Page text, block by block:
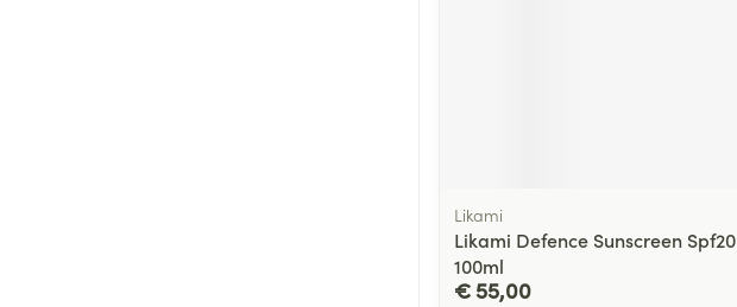
Likami
Likami Defence Sunscreen Spf20
100ml
€ 55,00